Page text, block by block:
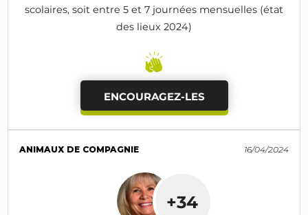
scolaires, soit entre 5 et 7 journées mensuelles (état
des lieux 2024)
ENCOURAGEZ-LES
ANIMAUX DE COMPAGNIE 16/04/2024
+34